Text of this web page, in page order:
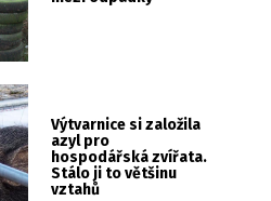
Výtvarnice si založila
azyl pro
hospodářská zvířata.
Stálo ji to většinu
vztahů